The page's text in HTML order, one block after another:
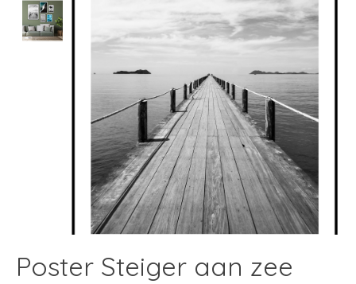
Poster Steiger aan zee